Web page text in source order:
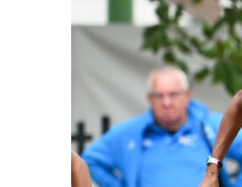
06 août 2026 Consulter l'article
Jupiler Pro League
absent plusieurs
Saint-Gilloise